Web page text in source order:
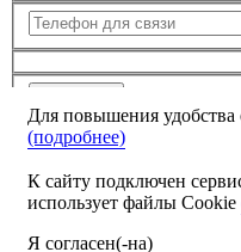
обработкой
Для повышения удобства
(подробнее)
К сайту подключен
использует файлы Cookie
Я согласен(-на)